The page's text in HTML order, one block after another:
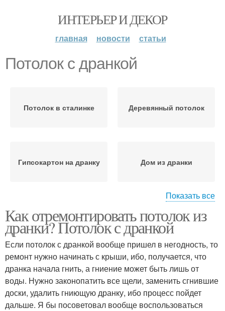
ИНТЕРЬЕР И ДЕКОР
главная новости статьи
Потолок с дранкой
Потолок в сталинке Деревянный потолок
Гипсокартон на дранку Дом из дранки
стены
Показать все
Как отремонтировать потолок из
дранки? Потолок с дранкой
Если потолок с дранкой вообще пришел в негодность, то
ремонт нужно начинать с крыши, ибо, получается, что
дранка начала гнить, а гниение может быть лишь от
воды. Нужно законопатить все щели, заменить сгнившие
доски, удалить гниющую дранку, ибо процесс пойдет
дальше. Я бы посоветовал вообще воспользоваться